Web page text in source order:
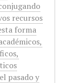
recursos
forma
pasado y